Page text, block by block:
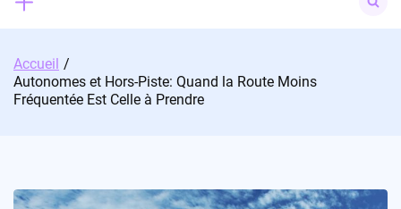
for:
Accueil
Autonomes et Hors-Piste: Quand la Route Moins
Fréquentée Est Celle à Prendre